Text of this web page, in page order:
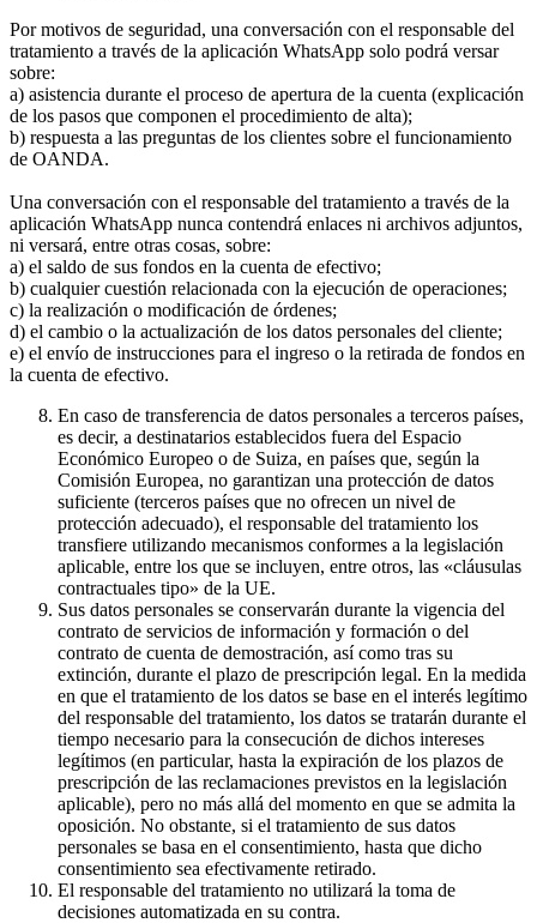
Por motivos de seguridad, una conversación con el responsable del
tratamiento a través de la aplicación WhatsApp solo podrá versar
sobre:
a) asistencia durante el proceso de apertura de la cuenta (explicación
de los pasos que componen el procedimiento de alta);
b) respuesta a las preguntas de los clientes sobre el funcionamiento
de OANDA.
Una conversación con el responsable del tratamiento a través de la
aplicación WhatsApp nunca contendrá enlaces ni archivos adjuntos,
ni versará, entre otras cosas, sobre:
a) el saldo de sus fondos en la cuenta de efectivo;
b) cualquier cuestión relacionada con la ejecución de operaciones;
c) la realización o modificación de órdenes;
d) el cambio o la actualización de los datos personales del cliente;
e) el envío de instrucciones para el ingreso o la retirada de fondos en
la cuenta de efectivo.
En caso de transferencia de datos personales a terceros países,
es decir, a destinatarios establecidos fuera del Espacio
Económico Europeo o de Suiza, en países que, según la
Comisión Europea, no garantizan una protección de datos
suficiente (terceros países que no ofrecen un nivel de
protección adecuado), el responsable del tratamiento los
transfiere utilizando mecanismos conformes a la legislación
aplicable, entre los que se incluyen, entre otros, las «cláusulas
contractuales tipo» de la UE.
Sus datos personales se conservarán durante la vigencia del
contrato de servicios de información y formación o del
contrato de cuenta de demostración, así como tras su
extinción, durante el plazo de prescripción legal. En la medida
en que el tratamiento de los datos se base en el interés legítimo
del responsable del tratamiento, los datos se tratarán durante el
tiempo necesario para la consecución de dichos intereses
legítimos (en particular, hasta la expiración de los plazos de
prescripción de las reclamaciones previstos en la legislación
aplicable), pero no más allá del momento en que se admita la
oposición. No obstante, si el tratamiento de sus datos
personales se basa en el consentimiento, hasta que dicho
consentimiento sea efectivamente retirado.
El responsable del tratamiento no utilizará la toma de
decisiones automatizada en su contra.